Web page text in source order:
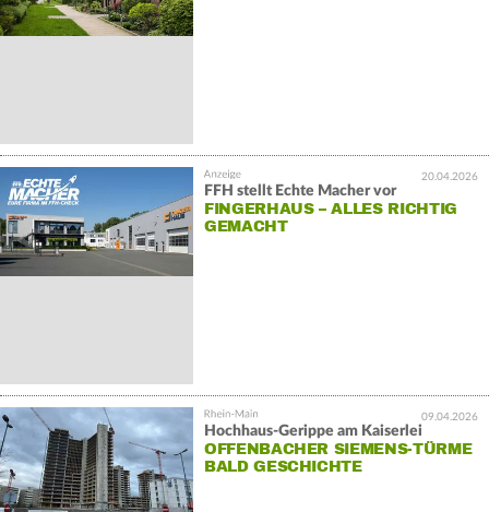
20.04.2026
FFH stellt Echte Macher vor
FINGERHAUS – ALLES RICHTIG
GEMACHT
09.04.2026
Hochhaus-Gerippe am Kaiserlei
OFFENBACHER SIEMENS-TÜRME
BALD GESCHICHTE